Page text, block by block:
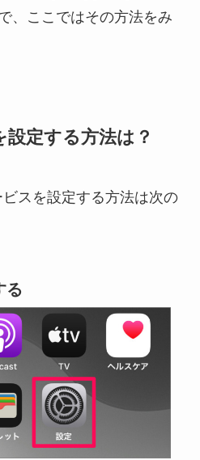
、ここではその方法をみ
定する方法は？
スを設定する方法は次の
る